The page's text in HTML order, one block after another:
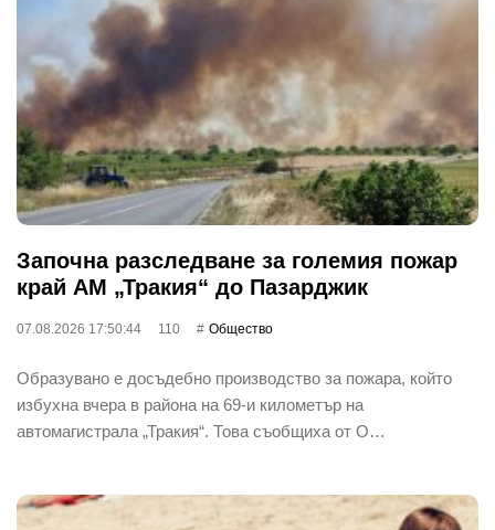
Започна разследване за големия пожар
край АМ „Тракия“ до Пазарджик
07.08.2026 17:50:44 110 Общество
Образувано е досъдебно производство за пожара, който
избухна вчера в района на 69-и километър на
автомагистрала „Тракия“. Това съобщиха от О…